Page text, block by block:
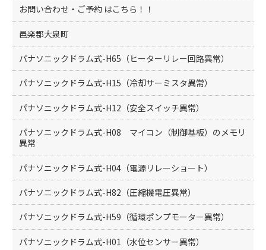
お問い合わせ・ご予約 はこちら！！
邑楽郡大泉町
パナソニックドラム式-H65（ヒーターリレー回路異常）
パナソニックドラム式-H15（冷却サーミスタ異常）
パナソニックドラム式-H12（安全スイッチ異常）
パナソニックドラム式-H08 マイコン（制御基板）のメモリ
異常
パナソニックドラム式-H04（電源リレーショート）
パナソニックドラム式-H82（圧縮機電圧異常）
パナソニックドラム式-H59（循環ポンプモーター異常）
パナソニックドラム式-H01（水位センサー異常）